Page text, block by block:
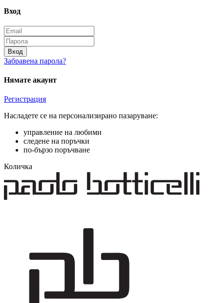
Вход
Вход
Забравена парола?
Нямате акаунт
Регистрация
Насладете се на персонализирано пазаруване:
управление на любими
следене на поръчки
по-бързо поръчване
Количка